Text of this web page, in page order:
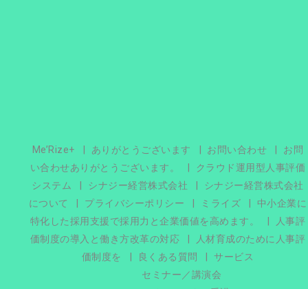
Me’Rize+ ありがとうございます お問い合わせ
お問
い合わせありがとうございます。
クラウド運用型人事評価
システム
シナジー経営株式会社
シナジー経営株式会社
について
プライバシーポリシー ミライズ
中小企業に
特化した採用支援で採用力と企業価値を高めます。
人事評
価制度の導入と働き方改革の対応
人材育成のために人事評
価制度を
良くある質問
サービス
セミナー／講演会